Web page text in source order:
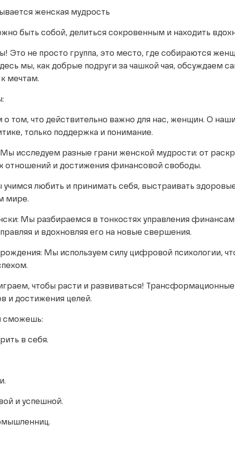
женская мудрость
быть собой, делиться сокровенным и находить
Это не просто группа, это место, где собираются
мы, как добрые подруги за чашкой чая, обсуждаем
мечтам.
том, что действительно важно для нас, женщин. О
только поддержка и понимание.
Мы исследуем разные грани женской мудрости: от
отношений и достижения финансовой свободы.
любить и принимать себя, выстраивать
мире.
Мы разбираемся в тонкостях управления
и вдохновляя его на новые свершения.
Мы используем силу цифровой психологии,
чтобы расти и развиваться!
и достижения целей.
сможешь:
в себя.
и успешной.